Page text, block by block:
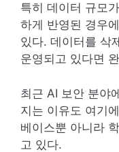
특히 데이터 규모
하게 반영된 경우
있다. 데이터를 삭
운영되고 있다면
최근 AI 보안 분야
지는 이유도 여기
베이스뿐 아니라
고 있다.